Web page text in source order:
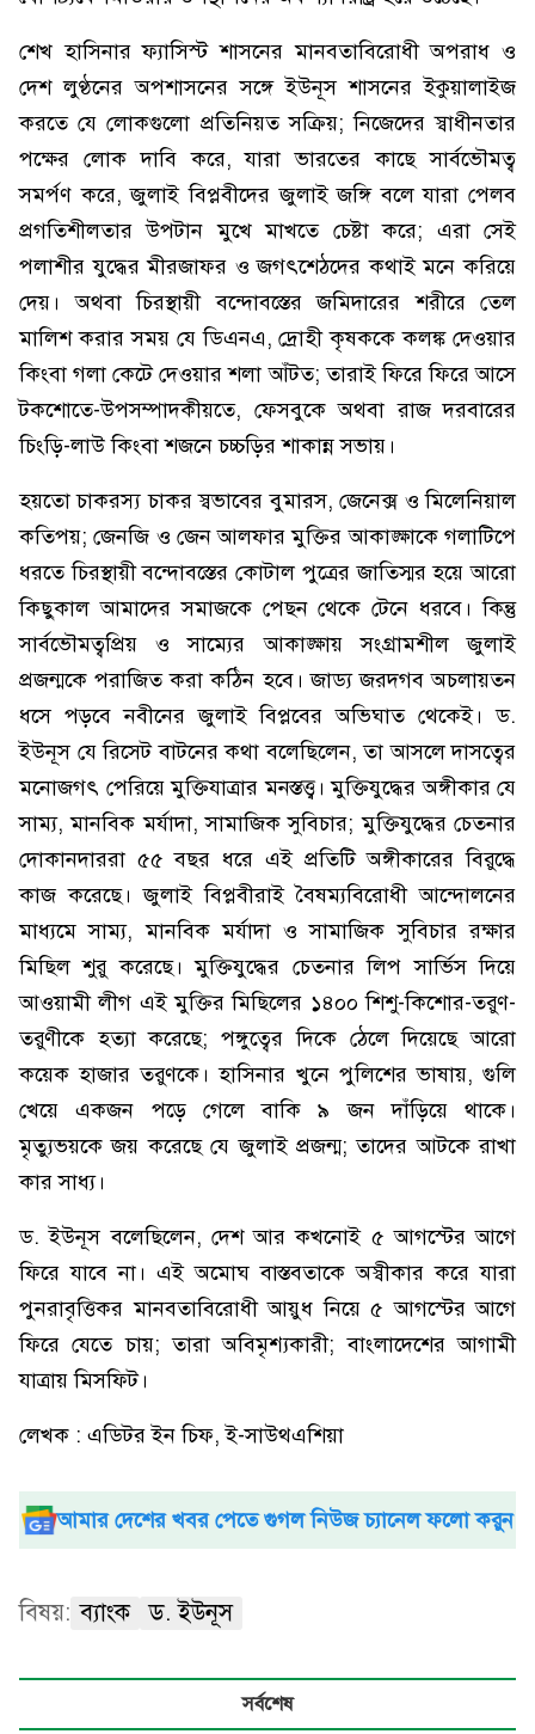
শেখ হাসিনার ফ্যাসিস্ট শাসনের মানবতাবিরোধী অপরাধ ও
দেশ লুণ্ঠনের অপশাসনের সঙ্গে ইউনূস শাসনের ইকুয়ালাইজ
করতে যে লোকগুলো প্রতিনিয়ত সক্রিয়; নিজেদের স্বাধীনতার
পক্ষের লোক দাবি করে, যারা ভারতের কাছে সার্বভৌমত্ব
সমর্পণ করে, জুলাই বিপ্লবীদের জুলাই জঙ্গি বলে যারা পেলব
প্রগতিশীলতার উপটান মুখে মাখতে চেষ্টা করে; এরা সেই
পলাশীর যুদ্ধের মীরজাফর ও জগৎশেঠদের কথাই মনে করিয়ে
দেয়। অথবা চিরস্থায়ী বন্দোবস্তের জমিদারের শরীরে তেল
মালিশ করার সময় যে ডিএনএ, দ্রোহী কৃষককে কলঙ্ক দেওয়ার
কিংবা গলা কেটে দেওয়ার শলা আঁটত; তারাই ফিরে ফিরে আসে
টকশোতে-উপসম্পাদকীয়তে, ফেসবুকে অথবা রাজ দরবারের
চিংড়ি-লাউ কিংবা শজনে চচ্চড়ির শাকান্ন সভায়।
হয়তো চাকরস্য চাকর স্বভাবের বুমারস, জেনেক্স ও মিলেনিয়াল
কতিপয়; জেনজি ও জেন আলফার মুক্তির আকাঙ্ক্ষাকে গলাটিপে
ধরতে চিরস্থায়ী বন্দোবস্তের কোটাল পুত্রের জাতিস্মর হয়ে আরো
কিছুকাল আমাদের সমাজকে পেছন থেকে টেনে ধরবে। কিন্তু
সার্বভৌমত্বপ্রিয় ও সাম্যের আকাঙ্ক্ষায় সংগ্রামশীল জুলাই
প্রজন্মকে পরাজিত করা কঠিন হবে। জাড্য জরদগব অচলায়তন
ধসে পড়বে নবীনের জুলাই বিপ্লবের অভিঘাত থেকেই। ড.
ইউনূস যে রিসেট বাটনের কথা বলেছিলেন, তা আসলে দাসত্বের
মনোজগৎ পেরিয়ে মুক্তিযাত্রার মনস্তত্ত্ব। মুক্তিযুদ্ধের অঙ্গীকার যে
সাম্য, মানবিক মর্যাদা, সামাজিক সুবিচার; মুক্তিযুদ্ধের চেতনার
দোকানদাররা ৫৫ বছর ধরে এই প্রতিটি অঙ্গীকারের বিরুদ্ধে
কাজ করেছে। জুলাই বিপ্লবীরাই বৈষম্যবিরোধী আন্দোলনের
মাধ্যমে সাম্য, মানবিক মর্যাদা ও সামাজিক সুবিচার রক্ষার
মিছিল শুরু করেছে। মুক্তিযুদ্ধের চেতনার লিপ সার্ভিস দিয়ে
আওয়ামী লীগ এই মুক্তির মিছিলের ১৪০০ শিশু-কিশোর-তরুণ-
তরুণীকে হত্যা করেছে; পঙ্গুত্বের দিকে ঠেলে দিয়েছে আরো
কয়েক হাজার তরুণকে। হাসিনার খুনে পুলিশের ভাষায়, গুলি
খেয়ে একজন পড়ে গেলে বাকি ৯ জন দাঁড়িয়ে থাকে।
মৃত্যুভয়কে জয় করেছে যে জুলাই প্রজন্ম; তাদের আটকে রাখা
কার সাধ্য।
ড. ইউনূস বলেছিলেন, দেশ আর কখনোই ৫ আগস্টের আগে
ফিরে যাবে না। এই অমোঘ বাস্তবতাকে অস্বীকার করে যারা
পুনরাবৃত্তিকর মানবতাবিরোধী আয়ুধ নিয়ে ৫ আগস্টের আগে
ফিরে যেতে চায়; তারা অবিমৃশ্যকারী; বাংলাদেশের আগামী
যাত্রায় মিসফিট।
লেখক : এডিটর ইন চিফ, ই-সাউথএশিয়া
আমার দেশের খবর পেতে গুগল নিউজ চ্যানেল ফলো করুন
বিষয়: ব্যাংক ড. ইউনূস
সর্বশেষ